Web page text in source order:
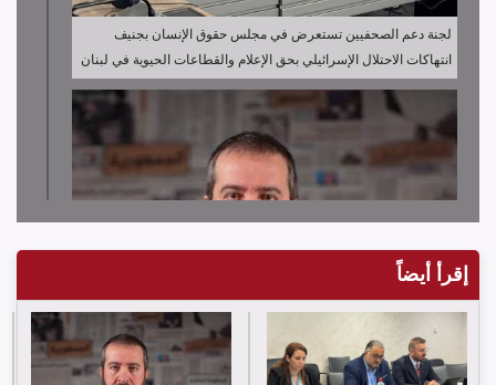
لجنة دعم الصحفيين تستعرض في مجلس حقوق الإنسان بجنيف
انتهاكات الاحتلال الإسرائيلي بحق الإعلام والقطاعات الحيوية في لبنان
لجنة دعم الصحفيين تدين قرار توقيف الصحافي حسن عليق
إقرأ أيضاً